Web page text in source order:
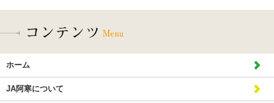
ホーム
JA阿寒について